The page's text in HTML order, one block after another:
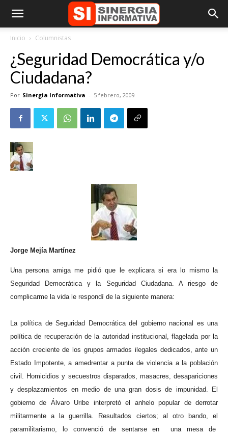
Inicio Columnistas
¿Seguridad Democrática y/o
Ciudadana?
Por Sinergia Informativa - 5 febrero, 2009
Jorge Mejía Martínez
Una persona amiga me pidió que le explicara si era lo mismo la
Seguridad Democrática y la Seguridad Ciudadana. A riesgo de
complicarme la vida le respondí de la siguiente manera:
La política de Seguridad Democrática del gobierno nacional es una
política de recuperación de la autoridad institucional, flagelada por la
acción creciente de los grupos armados ilegales dedicados, ante un
Estado Impotente, a amedrentar a punta de violencia a la población
civil. Homicidios y secuestros disparados, masacres, desapariciones
y desplazamientos en medio de una gran dosis de impunidad. El
gobierno de Álvaro Uribe interpretó el anhelo popular de derrotar
militarmente a la guerrilla. Resultados ciertos; al otro bando, el
paramilitarismo, lo convenció de sentarse en
una mesa de